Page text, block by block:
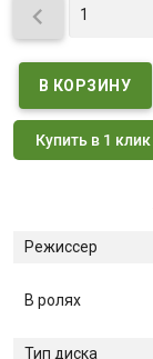

Купить в 1 клик
Режиссер
В ролях
Тип диска